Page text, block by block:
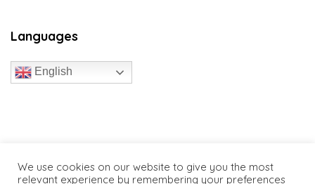
Languages
English
We use cookies on our website to give you the most
relevant experience by remembering your preferences